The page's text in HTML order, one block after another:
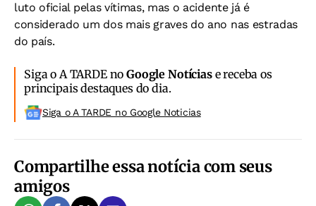
luto oficial pelas vítimas, mas o acidente já é
considerado um dos mais graves do ano nas estradas
do país.
Siga o A TARDE noGoogle Notíciase receba os
principais destaques do dia.
Siga o A TARDE no Google Noticias
Compartilhe essa notícia com seus
amigos